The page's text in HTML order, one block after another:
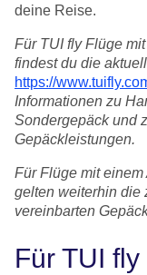
deine Reise.
Für TUI fly Flüge
findest du die
https://
Informationen zu
Sondergepäck und
Gepäckleistungen.
Für Flüge mit
gelten weiterhin die
vereinbarten
Für TUI